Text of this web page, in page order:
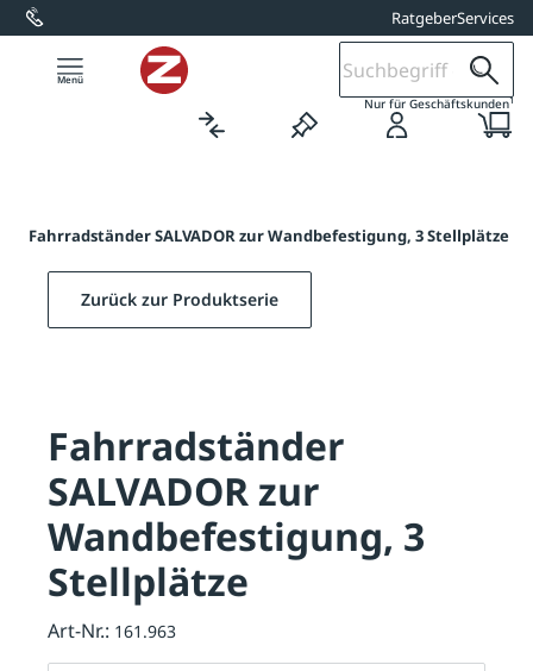
springen RatgeberServices
Nur für Geschäftskunden1
Fahrradständer SALVADOR zur Wandbefestigung, 3 Stellplätze
Zurück zur Produktserie
Fahrradständer
SALVADOR zur
Wandbefestigung, 3
Stellplätze
Art-Nr.: 161.963